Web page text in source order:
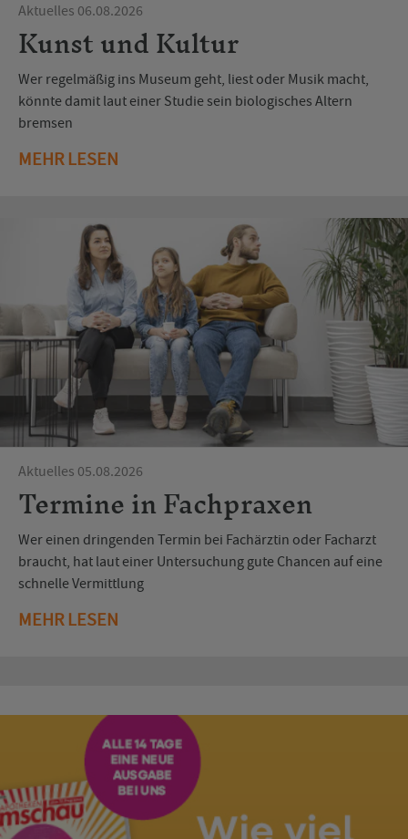
Aktuelles 06.08.2026
Kunst und Kultur
Wer regelmäßig ins Museum geht, liest oder Musik macht,
könnte damit laut einer Studie sein biologisches Altern
bremsen
MEHR LESEN
Aktuelles 05.08.2026
Termine in Fachpraxen
Wer einen dringenden Termin bei Fachärztin oder Facharzt
braucht, hat laut einer Untersuchung gute Chancen auf eine
schnelle Vermittlung
MEHR LESEN